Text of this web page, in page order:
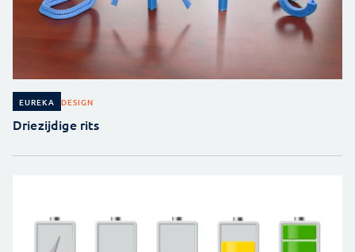
EUREKA DESIGN
Driezijdige rits